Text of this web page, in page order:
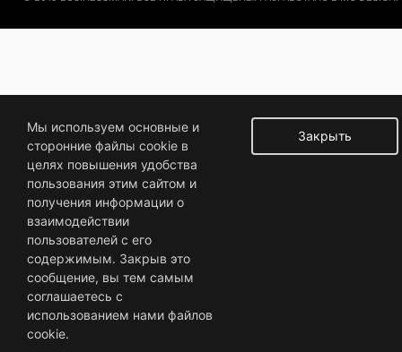
Закрыть
Мы используем основные и
сторонние файлы cookie в
целях повышения удобства
пользования этим сайтом и
получения информации о
взаимодействии
пользователей с его
содержимым. Закрыв это
сообщение, вы тем самым
соглашаетесь с
использованием нами файлов
cookie.